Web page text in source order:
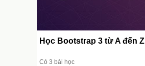
Học Bootstrap 3 từ A đến Z
Có 3 bài học